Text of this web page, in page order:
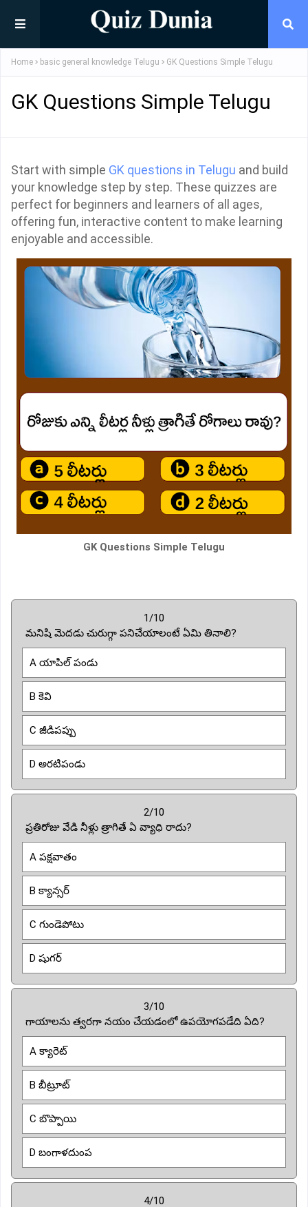
Home basic general knowledge Telugu GK Questions Simple Telugu
GK Questions Simple Telugu
Start with simple GK questions in Telugu and build
your knowledge step by step. These quizzes are
perfect for beginners and learners of all ages,
offering fun, interactive content to make learning
enjoyable and accessible.
GK Questions Simple Telugu
1/10
మనిషి మెదడు చురుగ్గా పనిచేయాలంటే ఏమి తినాలి?
A యాపిల్ పండు
B కెవి
C జీడిపప్పు
D అరటిపండు
2/10
ప్రతిరోజు వేడి నీళ్లు త్రాగితే ఏ వ్యాధి రాదు?
A పక్షవాతం
B క్యాన్సర్
C గుండెపోటు
D షుగర్
3/10
గాయాలను త్వరగా నయం చేయడంలో ఉపయోగపడేది ఏది?
A క్యారెట్
B బీట్రూట్
C బొప్పాయి
D బంగాళదుంప
4/10